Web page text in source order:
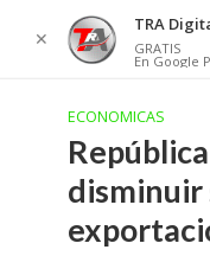
ECONOMICAS
disminuir
✕
TRA
GRATIS
En Google